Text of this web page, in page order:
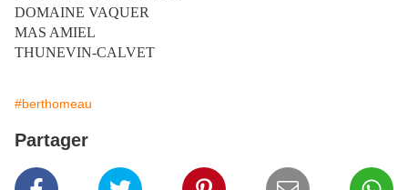
DOMAINE VAQUER
MAS AMIEL
THUNEVIN-­CALVET
#berthomeau
Partager